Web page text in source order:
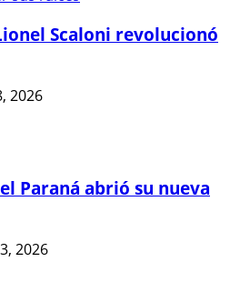
Scaloni revolucionó
2026
Paraná abrió su nueva
2026